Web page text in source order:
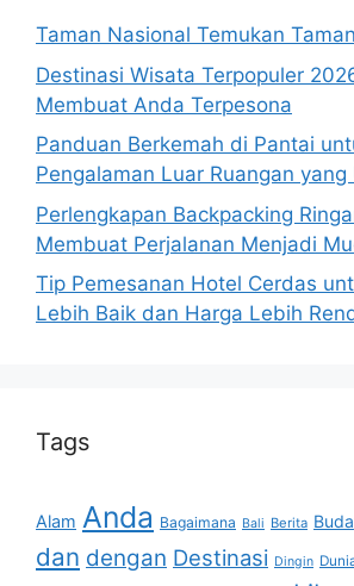
Taman Nasional Temukan
Destinasi Wisata Terpopuler
Membuat Anda Terpesona
Panduan Berkemah di Pantai
Pengalaman Luar Ruangan yang
Perlengkapan Backpacking
Membuat Perjalanan Menjadi
Tip Pemesanan Hotel Cerdas
Lebih Baik dan Harga Lebih
Tags
Alam Anda Bagaimana Bali Berita
dan dengan Destinasi Dingin